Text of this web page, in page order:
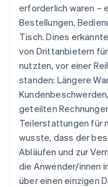
erforderlich waren –
Bestellungen,
Tisch. Dines
von Drittanbietern
nutzten, vor einer
standen: Längere
geteilten
Teilerstattungen für
wusste, dass der
Abläufen und zur
die Anwender/innen
über einen einzigen